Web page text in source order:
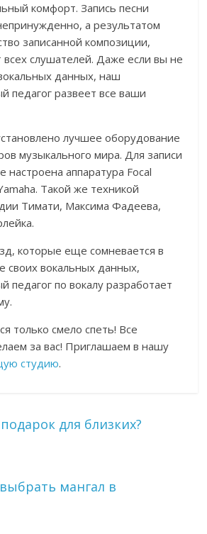
комфорт. Запись песни
а результатом
записанной композиции,
всех слушателей. Даже если вы не
данных, наш
педагог развеет все ваши
лучшее оборудование
музыкального мира. Для записи
настроена аппаратура Focal
Такой же техникой
Тимати, Максима Фадеева,
которые еще сомневается в
своих вокальных данных,
педагог по вокалу разработает
только смело спеть! Все
за вас! Приглашаем в нашу
студию.
для близких?
мангал в